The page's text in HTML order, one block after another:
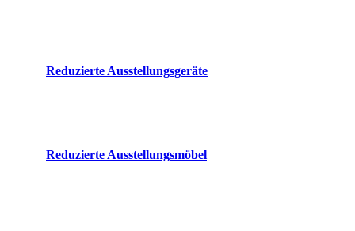
Reduzierte Ausstellungsgeräte
Reduzierte Ausstellungsmöbel